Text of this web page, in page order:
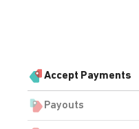
Accept Payments
Payouts